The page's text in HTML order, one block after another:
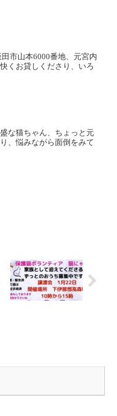
市山本6000番地、元宮内
くお貸しくださり、いろ
な猫ちゃん、ちょっと元
、悩みながら面倒をみて